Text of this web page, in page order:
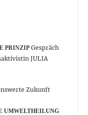
PRINZIP Gespräch
JULIA
Zukunft
UMWELTHEILUNG